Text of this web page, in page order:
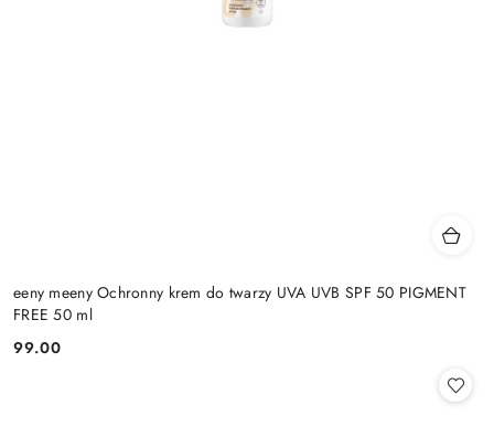
eeny meeny Ochronny krem do twarzy UVA UVB SPF 50 PIGMENT
FREE 50 ml
Cena:
99.00